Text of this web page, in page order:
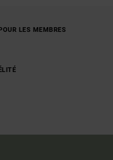
LES MEMBRES